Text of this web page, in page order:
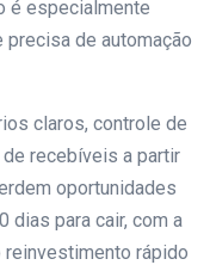
é especialmente
precisa de automação
claros, controle de
recebíveis a partir
oportunidades
dias para cair, com a
reinvestimento rápido